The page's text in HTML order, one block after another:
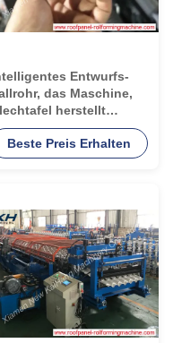
Entwurfs-
das Maschine,
herstellt
für Rohr bildet
Beste Preis Erhalten